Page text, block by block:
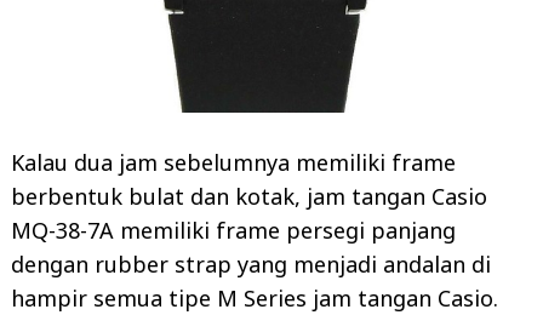
Kalau dua jam sebelumnya memiliki frame
berbentuk bulat dan kotak, jam tangan Casio
MQ-38-7A memiliki frame persegi panjang
dengan rubber strap yang menjadi andalan di
hampir semua tipe M Series jam tangan Casio.